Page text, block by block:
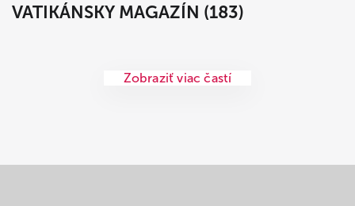
VATIKÁNSKY MAGAZÍN (183)
Zobraziť viac častí